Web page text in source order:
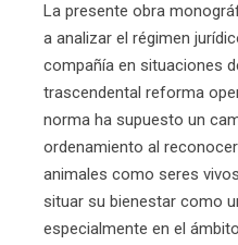
La presente obra
a analizar el régimen
compañía en situaciones
trascendental reforma
norma ha supuesto un
ordenamiento al
animales como seres
situar su bienestar como
especialmente en el